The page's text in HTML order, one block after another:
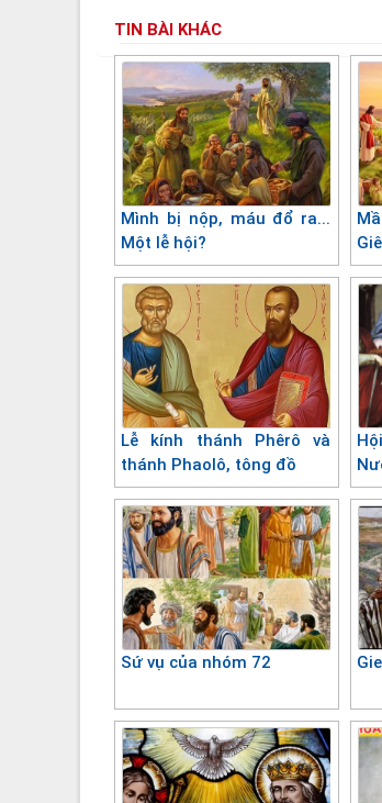
TIN BÀI KHÁC
Mình bị nộp, máu đổ ra...
Một lễ hội?
Lễ kính thánh Phêrô và
thánh Phaolô, tông đồ
Sứ vụ của nhóm 72